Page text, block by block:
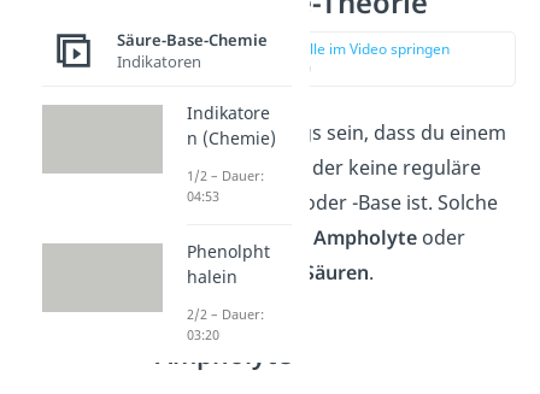
zur Stelle im Video springen
(03:25)
Es kann allerdings sein, dass du einem
Stoff begegnest, der keine reguläre
Brönsted-Säure oder -Base ist. Solche
Ausnahmen sindAmpholyte oder
mehrprotonige Säuren.
Säure-Base-Chemie
Indikatoren
Indikatore
n (Chemie)
1/2 – Dauer:
04:53
Phenolpht
halein
2/2 – Dauer:
03:20